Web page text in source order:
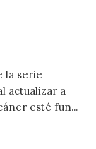
la serie
actualizar a
esté fun...